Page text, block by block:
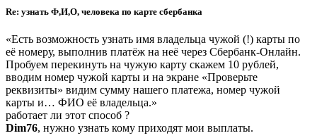
Re: узнать Ф,И,О, человека по карте сбербанка
«Есть возможность узнать имя владельца чужой (!) карты по
её номеру, выполнив платёж на неё через Сбербанк-Онлайн.
Пробуем перекинуть на чужую карту скажем 10 рублей,
вводим номер чужой карты и на экране «Проверьте
реквизиты» видим сумму нашего платежа, номер чужой
карты и… ФИО её владельца.»
работает ли этот способ ?
Dim76, нужно узнать кому приходят мои выплаты.